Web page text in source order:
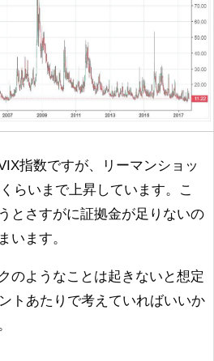
指数ですが、リーマンショッ
らいまで上昇しています。こ
とさすがに証拠金が足りないの
います。
のようなことは起きないと想定
トあたりで考えていればいいか